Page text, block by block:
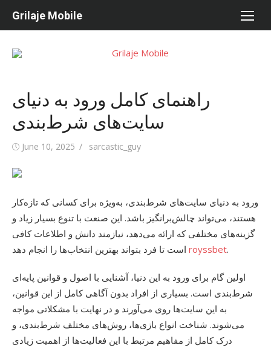
Grilaje Mobile
راهنمای کامل ورود به دنیای
سایت‌های شرط‌بندی
Posted
June 10, 2025 Author
sarcastic_guy
ورود به دنیای سایت‌های شرط‌بندی، به‌ویژه برای کسانی که تازه‌کار
هستند، می‌تواند چالش‌برانگیز باشد. این صنعت با تنوع بسیار زیاد و
گزینه‌های مختلفی که ارائه می‌دهد، نیازمند دانش و اطلاعات کافی
royssbet.
اولین گام برای ورود به این دنیا، آشنایی با اصول و قوانین پایه‌ای
شرط‌بندی است. بسیاری از افراد بدون آگاهی کامل از این قوانین،
به این سایت‌ها روی می‌آورند و در نهایت با مشکلاتی مواجه
می‌شوند. شناخت انواع بازی‌ها، روش‌های مختلف شرط‌بندی، و
درک کامل از مفاهیم مرتبط با این فعالیت‌ها از اهمیت زیادی